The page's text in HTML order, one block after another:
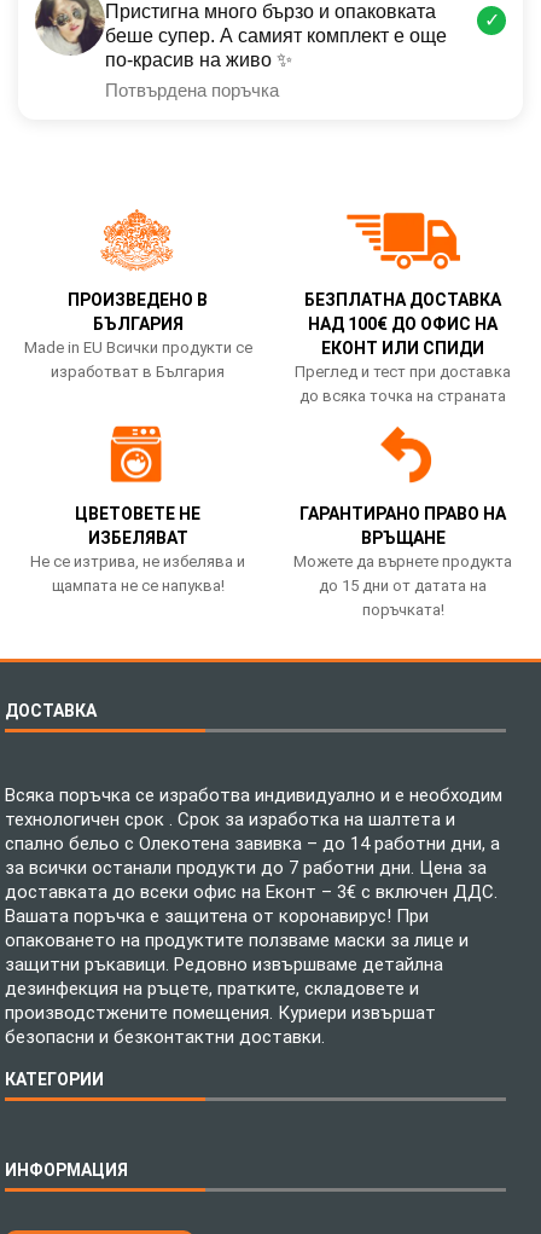
Пристигна много бързо и опаковката
беше супер. А самият комплект е още
по-красив на живо ✨
Потвърдена поръчка
✓
ПРОИЗВЕДЕНО В
БЪЛГАРИЯ
Made in EU Всички продукти се
изработват в България
БЕЗПЛАТНА ДОСТАВКА
НАД 100€ ДО ОФИС НА
ЕКОНТ ИЛИ СПИДИ
Преглед и тест при доставка
до всяка точка на страната
ЦВЕТОВЕТЕ НЕ
ИЗБЕЛЯВАТ
Не се изтрива, не избелява и
щампата не се напуква!
ГАРАНТИРАНО ПРАВО НА
ВРЪЩАНЕ
Можете да върнете продукта
до 15 дни от датата на
поръчката!
ДОСТАВКА
Всяка поръчка се изработва индивидуално и е необходим
технологичен срок . Срок за изработка на шалтета и
спално бельо с Олекотена завивка – до 14 работни дни, а
за всички останали продукти до 7 работни дни. Цена за
доставката до всеки офис на Еконт – 3€ с включен ДДС.
Вашата поръчка е защитена от коронавирус! При
опаковането на продуктите ползваме маски за лице и
защитни ръкавици. Редовно извършваме детайлна
дезинфекция на ръцете, пратките, складовете и
производстжените помещения. Куриери извършат
безопасни и безконтактни доставки.
КАТЕГОРИИ
Бебешки спални комплекти
ИНФОРМАЦИЯ